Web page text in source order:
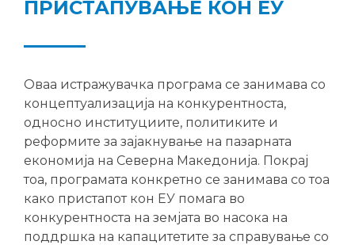
ПРИСТАПУВАЊЕ КОН ЕУ
Оваа истражувачка програма се занимава со
концептуализација на конкурентноста,
односно институциите, политиките и
реформите за зајакнување на пазарната
економија на Северна Македонија. Покрај
тоа, програмата конкретно се занимава со тоа
како пристапот кон ЕУ помага во
конкурентноста на земјата во насока на
поддршка на капацитетите за справување со